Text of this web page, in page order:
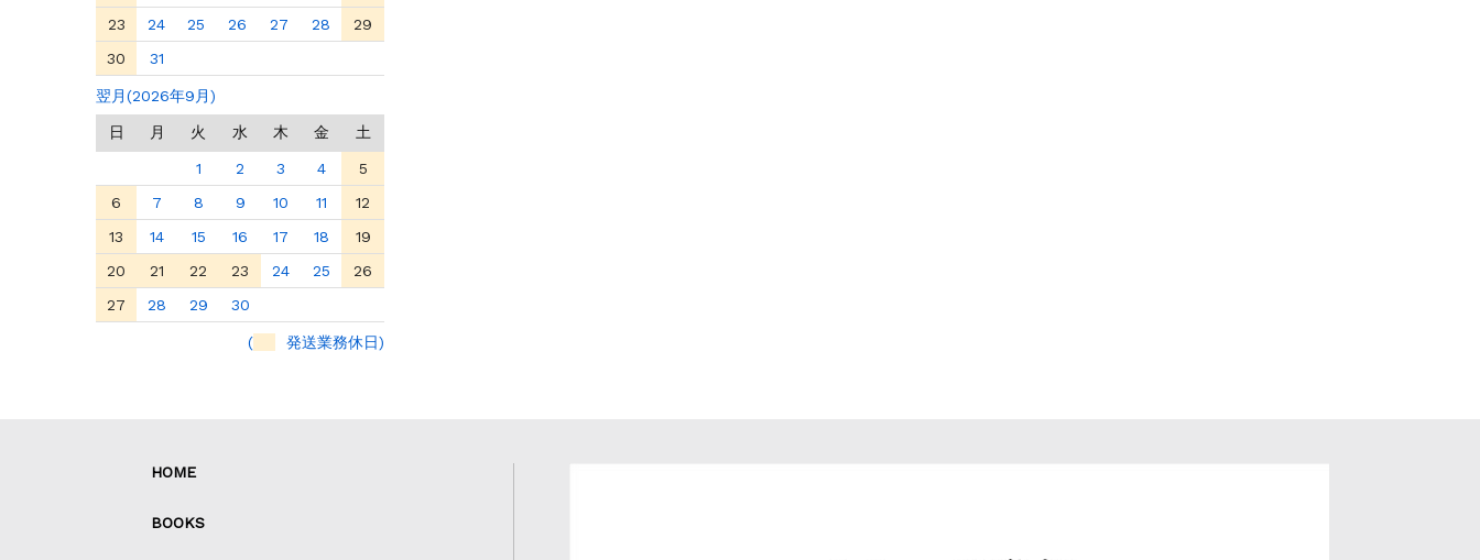
23
24 25 26 27 28
29
30
31
翌月(2026年9月)
日 月 火 水 木 金 土
1 2 3 4
5
6
7 8 9 10 11
12
13
14 15 16 17 18
19
20
21 22 23 24 25
26
27
28 29 30
( 発送業務休日)
HOME
BOOKS